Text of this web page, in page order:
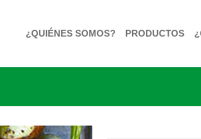
¿QUIÉNES SOMOS? PRODUCTOS